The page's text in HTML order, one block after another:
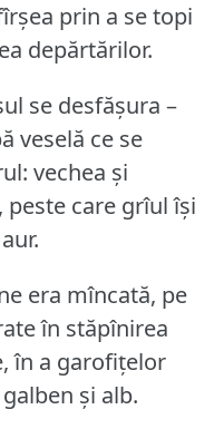
prin a se topi
depărtărilor.
se desfășura –
veselă ce se
vechea și
peste care grîul își
era mîncată, pe
în stăpînirea
în a garofițelor
și alb.